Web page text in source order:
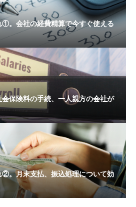
①。会社の経費精算で今すぐ使える
保険料の手続、一人親方の会社が
②。月末支払、振込処理について効